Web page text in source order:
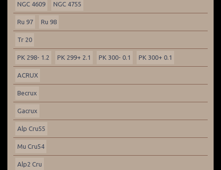
NGC 4609 NGC 4755
Ru 97 Ru 98
Tr 20
PK 298- 1.2 PK 299+ 2.1 PK 300- 0.1 PK 300+ 0.1
ACRUX
Becrux
Gacrux
Alp Cru55
Mu Cru54
Alp2 Cru